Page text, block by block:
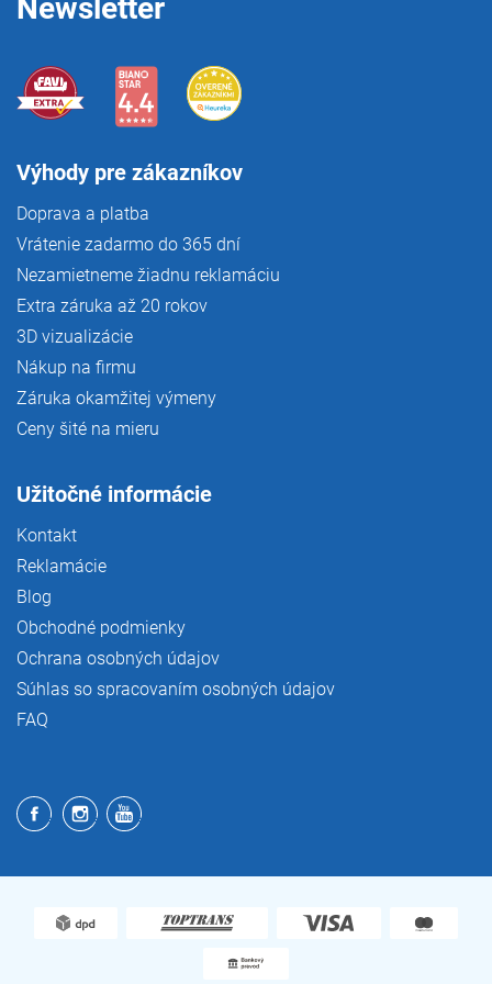
Newsletter
Výhody pre zákazníkov
Doprava a platba
Vrátenie zadarmo do 365 dní
Nezamietneme žiadnu reklamáciu
Extra záruka až 20 rokov
3D vizualizácie
Nákup na firmu
Záruka okamžitej výmeny
Ceny šité na mieru
Užitočné informácie
Kontakt
Reklamácie
Blog
Obchodné podmienky
Ochrana osobných údajov
Súhlas so spracovaním osobných údajov
FAQ